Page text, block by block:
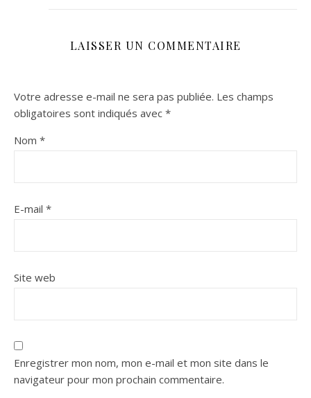
LAISSER UN COMMENTAIRE
Votre adresse e-mail ne sera pas publiée. Les champs
obligatoires sont indiqués avec *
Nom *
E-mail *
Site web
Enregistrer mon nom, mon e-mail et mon site dans le
navigateur pour mon prochain commentaire.